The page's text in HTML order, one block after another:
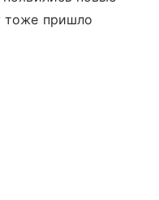
тоже пришло